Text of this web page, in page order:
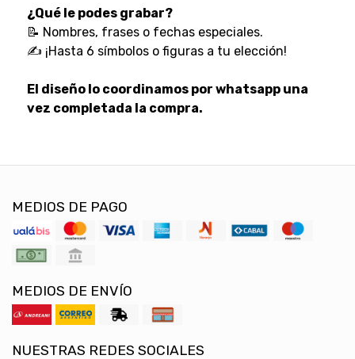
¿Qué le podes grabar?
📝 Nombres, frases o fechas especiales.
✍️ ¡Hasta 6 símbolos o figuras a tu elección!
El diseño lo coordinamos por whatsapp una
vez completada la compra.
MEDIOS DE PAGO
MEDIOS DE ENVÍO
NUESTRAS REDES SOCIALES